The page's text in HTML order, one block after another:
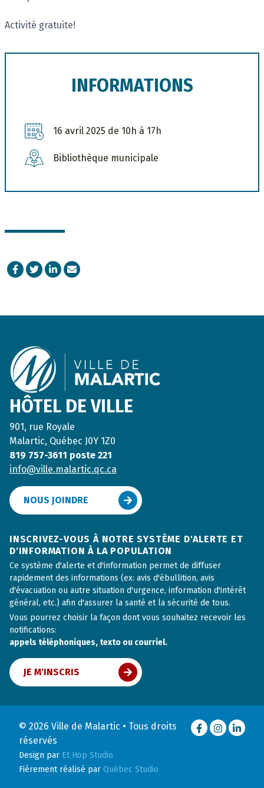
Activité gratuite!
INFORMATIONS
16 avril 2025 de 10h à 17h
Bibliothèque municipale
Facebook
TwitterLinkedIn
Courriel
HÔTEL DE VILLE
901, rue Royale
Malartic, Québec J0Y 1Z0
819 757-3611 poste 221
info@ville.malartic.qc.ca
NOUS JOINDRE
INSCRIVEZ-VOUS À NOTRE SYSTÈME D'ALERTE ET
D'INFORMATION À LA POPULATION
Ce système d'alerte et d'information permet de diffuser
rapidement des informations (ex: avis d'ébullition, avis
d'évacuation ou autre situation d'urgence, information d'intérêt
général, etc.) afin d'assurer la santé et la sécurité de tous.
Vous pourrez choisir la façon dont vous souhaitez recevoir les
notifications:
appels téléphoniques, texto ou courriel.
JE M'INSCRIS
© 2026 Ville de Malartic • Tous droits
réservés
Design par Et Hop Studio
Fièrement réalisé par Québec Studio
Facebook
Instagram